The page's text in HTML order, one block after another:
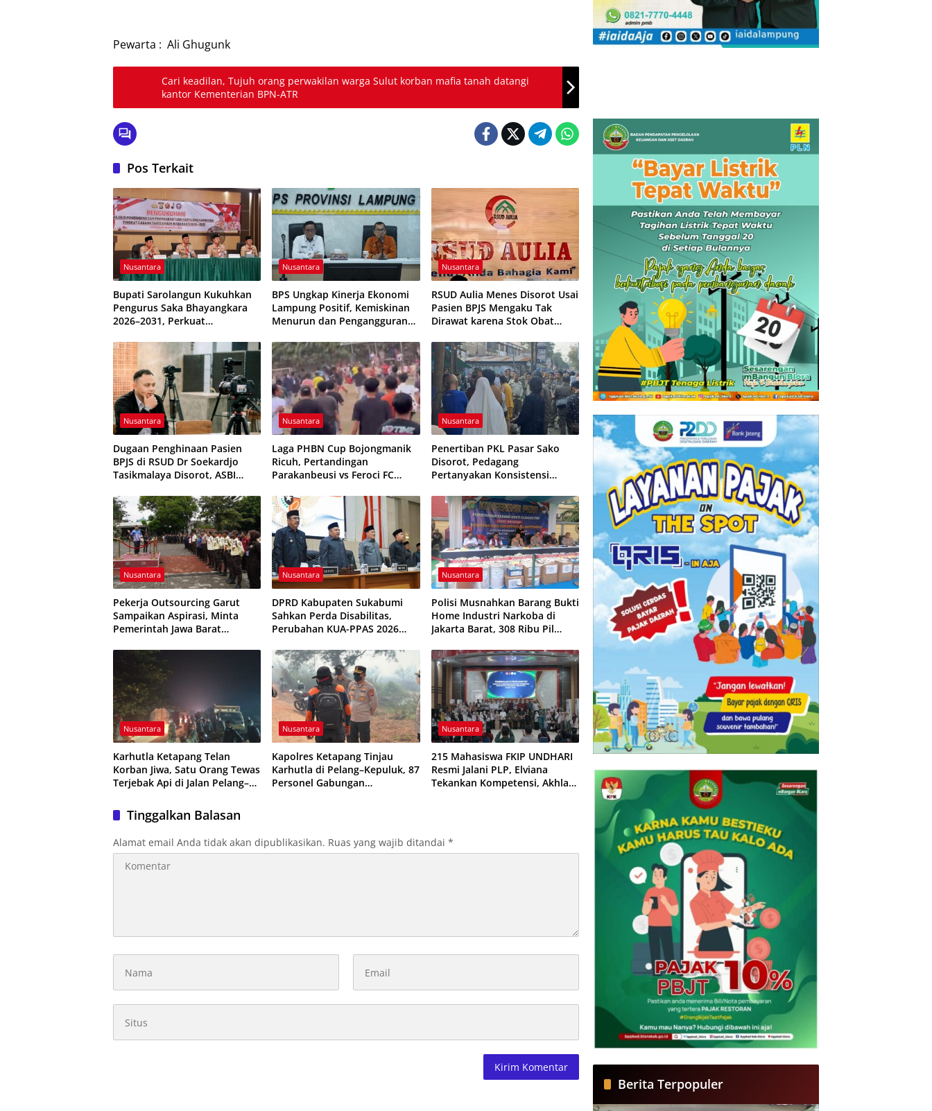
Pewarta : Ali Ghugunk
Cari keadilan, Tujuh orang perwakilan warga Sulut korban mafia tanah datangi
kantor Kementerian BPN-ATR
Pos Terkait
Nusantara
Bupati Sarolangun Kukuhkan
Pengurus Saka Bhayangkara
2026–2031, Perkuat
Muda
Nusantara
BPS Ungkap Kinerja Ekonomi
Lampung Positif, Kemiskinan
Menurun dan Pengangguran
Nusantara
RSUD Aulia Menes Disorot Usai
Pasien BPJS Mengaku Tak
Dirawat karena Stok Obat
Nusantara
Dugaan Penghinaan Pasien
BPJS di RSUD Dr Soekardjo
Tasikmalaya Disorot, ASBI
Etika Pelayanan
Nusantara
Laga PHBN Cup Bojongmanik
Ricuh, Pertandingan
Parakanbeusi vs Feroci FC
Nusantara
Penertiban PKL Pasar Sako
Disorot, Pedagang
Pertanyakan Konsistensi
Pungutan
Nusantara
Pekerja Outsourcing Garut
Sampaikan Aspirasi, Minta
Pemerintah Jawa Barat
Nusantara
DPRD Kabupaten Sukabumi
Sahkan Perda Disabilitas,
Perubahan KUA-PPAS 2026
Nusantara
Polisi Musnahkan Barang Bukti
Home Industri Narkoba di
Jakarta Barat, 308 Ribu Pil
Nusantara
Karhutla Ketapang Telan
Korban Jiwa, Satu Orang Tewas
Terjebak Api di Jalan Pelang–
Nusantara
Kapolres Ketapang Tinjau
Karhutla di Pelang–Kepuluk, 87
Personel Gabungan
Nusantara
215 Mahasiswa FKIP UNDHARI
Resmi Jalani PLP, Elviana
Tekankan Kompetensi, Akhlak
Tinggalkan Balasan
Alamat email Anda tidak akan dipublikasikan. Ruas yang wajib ditandai *
Berita Terpopuler